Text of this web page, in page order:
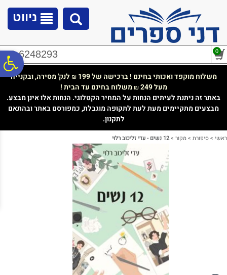
נגישות
ניווט
02-6248293 0
משלוח מוקפד ואכותי בחינם ! ברכישה של 199 ₪ לנק' מסירה, ובקנייה
מעל 249
₪משלוח בחינם עד הבית !
באתר זה ניתנת לעיתים הנחות על המחיר הקטלוגי. הנחות אלו אינן מבצע.
מבצעים מתקיימים מעת לעת לתקופה מוגבלת, כמפורסם באתר ובהתאם
לתקנון.
ראשי >סיפורת >מקור >12 נשים - עדי זליכוב רלוי